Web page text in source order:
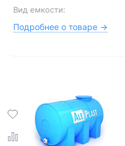
Вид емкости:
Подробнее о товаре →